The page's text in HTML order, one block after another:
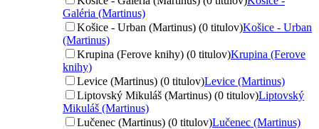
Galéria (Martinus)
Košice - Urban (Martinus) (0 titulov)Košice - Urban
(Martinus)
Krupina (Ferove knihy) (0 titulov)Krupina (Ferove
knihy)
Levice (Martinus) (0 titulov)Levice (Martinus)
Liptovský Mikuláš (Martinus) (0 titulov)Liptovský
Mikuláš (Martinus)
Lučenec (Martinus) (0 titulov)Lučenec (Martinus)